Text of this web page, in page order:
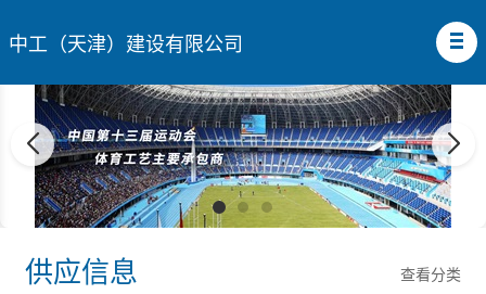
中工（天津）建设有限公司
查看分类
供应信息